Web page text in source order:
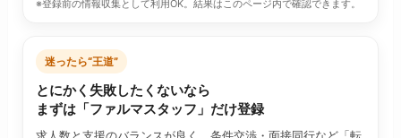
※登録前の情報収集として利用OK。結果はこのページ内で確認できます。
迷ったら“王道”
とにかく失敗したくないなら
まずは「ファルマスタッフ」だけ登録
求人数と支援のバランスが良く、条件交渉・面接同行など「転